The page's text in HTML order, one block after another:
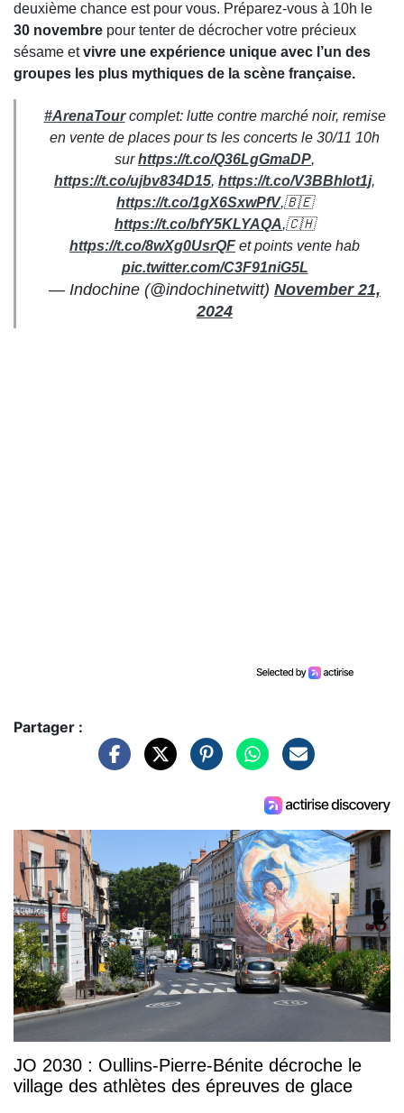
deuxième chance est pour vous. Préparez-vous à 10h le
30 novembre pour tenter de décrocher votre précieux
sésame etvivre une expérience unique avec l’un des
groupes les plus mythiques de la scène française.
#ArenaTourcomplet: lutte contre marché noir, remise
en vente de places pour ts les concerts le 30/11 10h
surhttps://t.co/Q36LgGmaDP,
https://t.co/ujbv834D15, https://t.co/V3BBhIot1j,
https://t.co/1gX6SxwPfV,🇧🇪
https://t.co/bfY5KLYAQA,🇨🇭
https://t.co/8wXg0UsrQF et points vente hab
pic.twitter.com/C3F91niG5L
— Indochine (@indochinetwitt) November 21,
2024
Partager :
JO 2030 : Oullins-Pierre-Bénite décroche le
village des athlètes des épreuves de glace